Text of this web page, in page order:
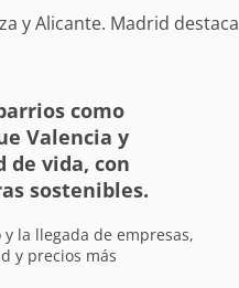
y Alicante. Madrid destaca
como
Valencia y
de vida, con
sostenibles.
la llegada de empresas,
y precios más